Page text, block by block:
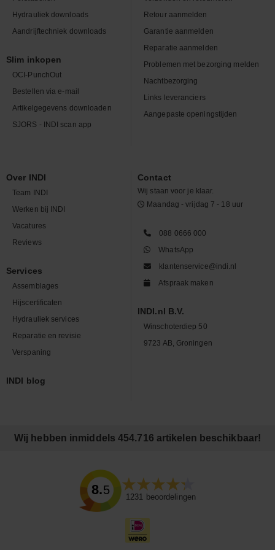
Hydrauliek downloads
Aandrijftechniek downloads
Slim inkopen
OCI-PunchOut
Bestellen via e-mail
Artikelgegevens downloaden
SJORS - INDI scan app
Retour aanmelden
Garantie aanmelden
Reparatie aanmelden
Problemen met bezorging melden
Nachtbezorging
Links leveranciers
Aangepaste openingstijden
Over INDI
Team INDI
Werken bij INDI
Vacatures
Reviews
Services
Assemblages
Hijscertificaten
Hydrauliek services
Reparatie en revisie
Verspaning
INDI blog
Contact
Wij staan voor je klaar.
Maandag - vrijdag 7 - 18 uur
088 0666 000
WhatsApp
klantenservice@indi.nl
Afspraak maken
INDI.nl B.V.
Winschoterdiep 50
9723 AB, Groningen
Wij hebben inmiddels 454.716 artikelen beschikbaar!
8.5
1231 beoordelingen